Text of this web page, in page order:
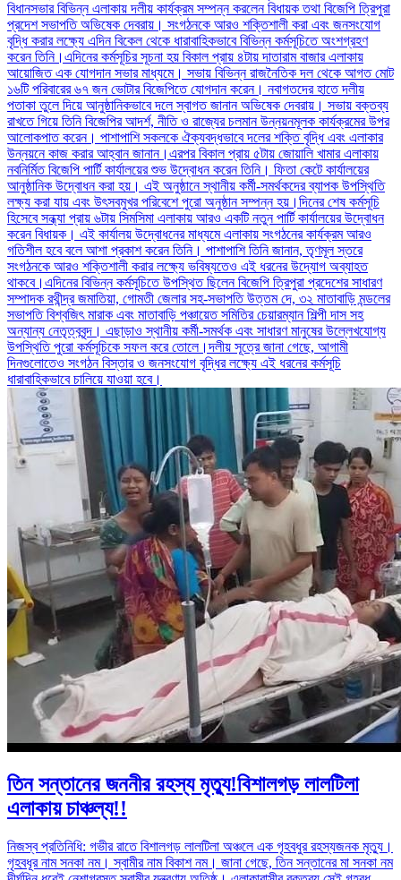
বিধানসভার বিভিন্ন এলাকায় দলীয় কার্যক্রম সম্পন্ন করলেন বিধায়ক তথা বিজেপি ত্রিপুরা
প্রদেশ সভাপতি অভিষেক দেবরায়। সংগঠনকে আরও শক্তিশালী করা এবং জনসংযোগ
বৃদ্ধি করার লক্ষ্যে এদিন বিকেল থেকে ধারাবাহিকভাবে বিভিন্ন কর্মসূচিতে অংশগ্রহণ
করেন তিনি।এদিনের কর্মসূচির সূচনা হয় বিকাল প্রায় ৪টায় দাতারাম বাজার এলাকায়
আয়োজিত এক যোগদান সভার মাধ্যমে। সভায় বিভিন্ন রাজনৈতিক দল থেকে আগত মোট
১৬টি পরিবারের ৬৭ জন ভোটার বিজেপিতে যোগদান করেন। নবাগতদের হাতে দলীয়
পতাকা তুলে দিয়ে আনুষ্ঠানিকভাবে দলে স্বাগত জানান অভিষেক দেবরায়। সভায় বক্তব্য
রাখতে গিয়ে তিনি বিজেপির আদর্শ, নীতি ও রাজ্যের চলমান উন্নয়নমূলক কার্যক্রমের উপর
আলোকপাত করেন। পাশাপাশি সকলকে ঐক্যবদ্ধভাবে দলের শক্তি বৃদ্ধি এবং এলাকার
উন্নয়নে কাজ করার আহ্বান জানান।এরপর বিকাল প্রায় ৫টায় জোয়ালি খামার এলাকায়
নবনির্মিত বিজেপি পার্টি কার্যালয়ের শুভ উদ্বোধন করেন তিনি। ফিতা কেটে কার্যালয়ের
আনুষ্ঠানিক উদ্বোধন করা হয়। এই অনুষ্ঠানে স্থানীয় কর্মী-সমর্থকদের ব্যাপক উপস্থিতি
লক্ষ্য করা যায় এবং উৎসবমুখর পরিবেশে পুরো অনুষ্ঠান সম্পন্ন হয়।দিনের শেষ কর্মসূচি
হিসেবে সন্ধ্যা প্রায় ৬টায় সিমসিমা এলাকায় আরও একটি নতুন পার্টি কার্যালয়ের উদ্বোধন
করেন বিধায়ক। এই কার্যালয় উদ্বোধনের মাধ্যমে এলাকায় সংগঠনের কার্যক্রম আরও
গতিশীল হবে বলে আশা প্রকাশ করেন তিনি। পাশাপাশি তিনি জানান, তৃণমূল স্তরে
সংগঠনকে আরও শক্তিশালী করার লক্ষ্যে ভবিষ্যতেও এই ধরনের উদ্যোগ অব্যাহত
থাকবে।এদিনের বিভিন্ন কর্মসূচিতে উপস্থিত ছিলেন বিজেপি ত্রিপুরা প্রদেশের সাধারণ
সম্পাদক রথীন্দ্র জমাতিয়া, গোমতী জেলার সহ-সভাপতি উত্তম দে, ৩২ মাতাবাড়ি মন্ডলের
সভাপতি বিশ্বজিৎ মারাক এবং মাতাবাড়ি পঞ্চায়েত সমিতির চেয়ারম্যান শিল্পী দাস সহ
অন্যান্য নেতৃত্ববৃন্দ। এছাড়াও স্থানীয় কর্মী-সমর্থক এবং সাধারণ মানুষের উল্লেখযোগ্য
উপস্থিতি পুরো কর্মসূচিকে সফল করে তোলে।দলীয় সূত্রে জানা গেছে, আগামী
দিনগুলোতেও সংগঠন বিস্তার ও জনসংযোগ বৃদ্ধির লক্ষ্যে এই ধরনের কর্মসূচি
ধারাবাহিকভাবে চালিয়ে যাওয়া হবে।
তিন সন্তানের জননীর রহস্য মৃত্যু!বিশালগড় লালটিলা
এলাকায় চাঞ্চল্য!!
নিজস্ব প্রতিনিধি: গভীর রাতে বিশালগড় লালটিলা অঞ্চলে এক গৃহবধুর রহস্যজনক মৃত্যু।
গৃহবধূর নাম সনকা নম। স্বামীর নাম বিকাশ নম। জানা গেছে, তিন সন্তানের মা সনকা নম